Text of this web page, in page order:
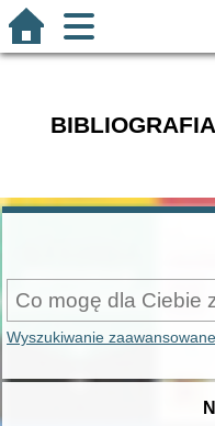
Wyszukiwanie zaawansowane